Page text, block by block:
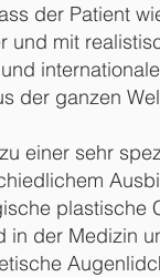
der Patient
mit
der ganzen
einer sehr
plastische
der Medizin